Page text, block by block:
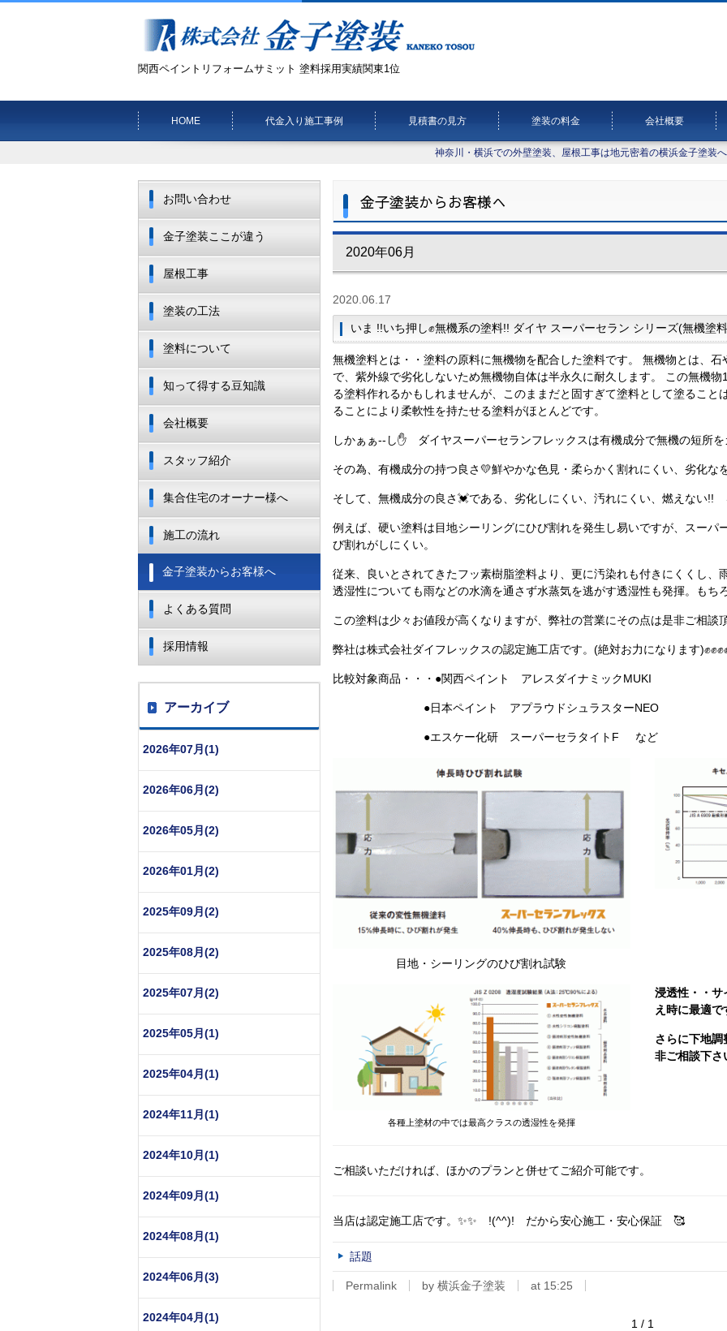
関西ペイントリフォームサミット 塗料採用実績関東1位
HOME 代金入り施工事例 見積書の見方 塗装の料金 会社概要
神奈川・横浜での外壁塗装、屋根工事は地元密着の横浜金子塗装へ
金子塗装からお客様へ
2020年06月
2020.06.17
いま !!いち押し✊無機系の塗料!! ダイヤ スーパーセラン シリーズ(無機塗
無機塗料とは・・塗料の原料に無機物を配合した塗料です。 無機物とは、
で、紫外線で劣化しないため無機物自体は半永久に耐久します。 この無機
る塗料作れるかもしれませんが、このままだと固すぎて塗料として塗ること
ることにより柔軟性を持たせる塗料がほとんどです。
しかぁぁ--し✋ ダイヤスーパーセランフレックスは有機成分で無機の短所
その為、有機成分の持つ良さ💛鮮やかな色見・柔らかく割れにくい、劣化な
そして、無機成分の良さ💓である、劣化しにくい、汚れにくい、燃えない!!
例えば、硬い塗料は目地シーリングにひび割れを発生し易いですが、スーパ
び割れがしにくい。
従来、良いとされてきたフッ素樹脂塗料より、更に汚染れも付きにくくし、
透湿性についても雨などの水滴を通さず水蒸気を逃がす透湿性も発揮。もち
この塗料は少々お値段が高くなりますが、弊社の営業にその点は是非ご相談
弊社は株式会社ダイフレックスの認定施工店です。(絶対お力になります
比較対象商品・・・●関西ペイント アレスダイナミックMUKI
●日本ペイント アプラウドシュラスターNEO
●エスケー化研 スーパーセラタイトF など
目地・シーリングのひび割れ試験
各種上塗材の中では最高クラスの透湿性を発揮
浸透性・・サ
え時に最適で
さらに下地
非ご相談下さ
ご相談いただければ、ほかのプランと併せてご紹介可能です。
当店は認定施工店です。✨✨ !(^^)! だから安心施工・安心保証 🥰
話題
Permalink by 横浜金子塗装 at 15:25
1 / 1
お問い合わせ
金子塗装ここが違う
屋根工事
塗装の工法
塗料について
知って得する豆知識
会社概要
スタッフ紹介
集合住宅のオーナー様へ
施工の流れ
金子塗装からお客様へ
よくある質問
採用情報
アーカイブ
2026年07月(1)
2026年06月(2)
2026年05月(2)
2026年01月(2)
2025年09月(2)
2025年08月(2)
2025年07月(2)
2025年05月(1)
2025年04月(1)
2024年11月(1)
2024年10月(1)
2024年09月(1)
2024年08月(1)
2024年06月(3)
2024年04月(1)